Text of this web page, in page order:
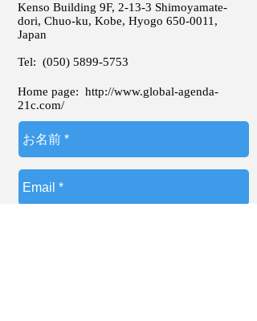
Kenso Building 9F, 2-13-3 Shimoyamate-
dori, Chuo-ku, Kobe, Hyogo 650-0011 ,
Japan
Tel: (050) 5899-5753
Home page: http://www.global-agenda-
21c.com/